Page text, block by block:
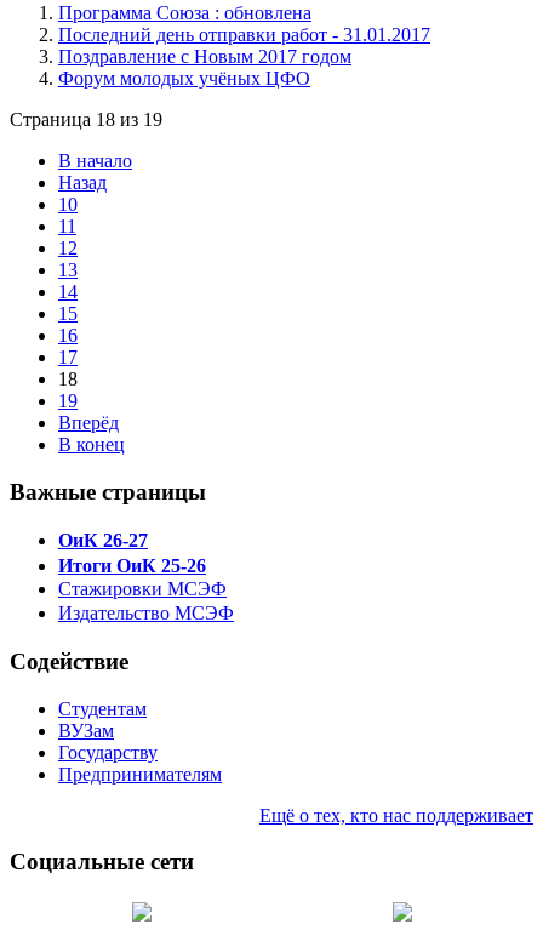
Программа Союза : обновлена
Последний день отправки работ - 31.01.2017
Поздравление с Новым 2017 годом
Форум молодых учёных ЦФО
Страница 18 из 19
В начало
Назад
10
11
12
13
14
15
16
17
18
19
Вперёд
В конец
Важные страницы
ОиК 26-27
Итоги ОиК 25-26
Стажировки МСЭФ
Издательство МСЭФ
Содействие
Студентам
ВУЗам
Государству
Предпринимателям
Ещё о тех, кто нас поддерживает
Социальные сети